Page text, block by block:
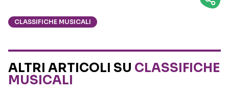
CLASSIFICHE MUSICALI
ALTRI ARTICOLI SU CLASSIFICHE
MUSICALI